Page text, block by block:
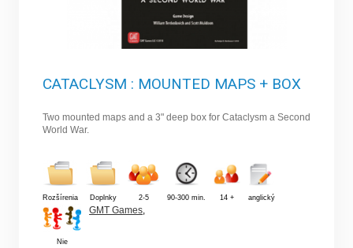
CATACLYSM : MOUNTED MAPS + BOX
Two mounted maps and a 3" deep box for Cataclysm a Second
World War.
Rozšírenia Doplnky 2-5 90-300 min. 14 + anglický
Nie
GMT Games